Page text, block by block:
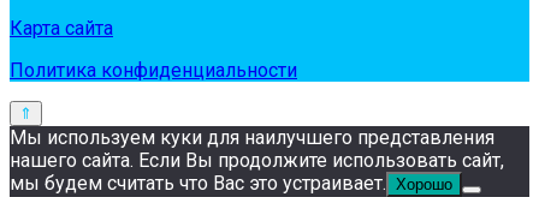
Карта сайта
Политика конфиденциальности
Мы используем куки для наилучшего представления
нашего сайта. Если Вы продолжите использовать сайт,
мы будем считать что Вас это устраивает. Хорошо